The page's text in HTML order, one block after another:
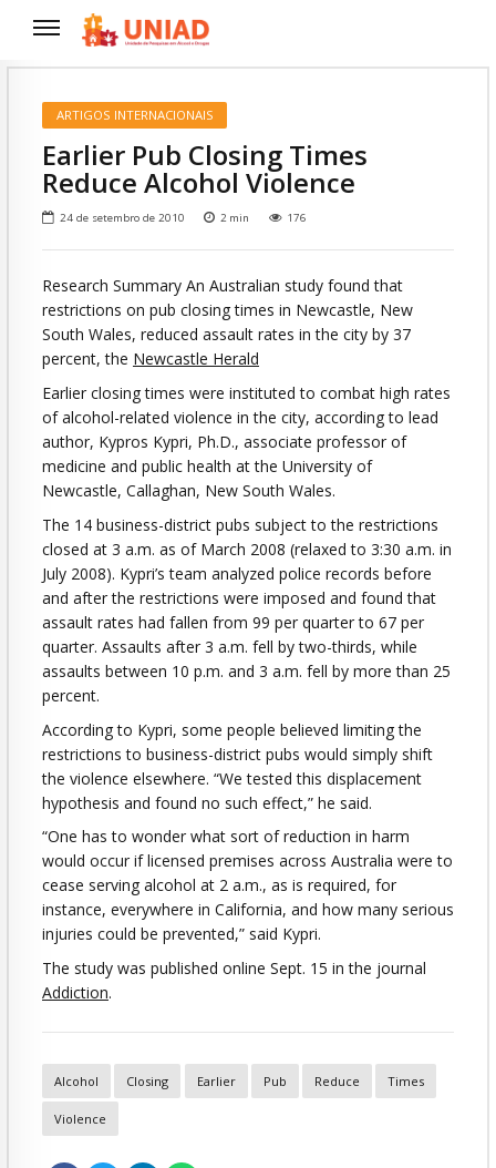
ARTIGOS INTERNACIONAIS
Earlier Pub Closing Times
Reduce Alcohol Violence
24 de setembro de 2010 2 min 176
Research Summary An Australian study found that
restrictions on pub closing times in Newcastle, New
South Wales, reduced assault rates in the city by 37
percent, the Newcastle Herald
Earlier closing times were instituted to combat high rates
of alcohol-related violence in the city, according to lead
author, Kypros Kypri, Ph.D., associate professor of
medicine and public health at the University of
Newcastle, Callaghan, New South Wales.
The 14 business-district pubs subject to the restrictions
closed at 3 a.m. as of March 2008 (relaxed to 3:30 a.m. in
July 2008). Kypri’s team analyzed police records before
and after the restrictions were imposed and found that
assault rates had fallen from 99 per quarter to 67 per
quarter. Assaults after 3 a.m. fell by two-thirds, while
assaults between 10 p.m. and 3 a.m. fell by more than 25
percent.
According to Kypri, some people believed limiting the
restrictions to business-district pubs would simply shift
the violence elsewhere. “We tested this displacement
hypothesis and found no such effect,” he said.
“One has to wonder what sort of reduction in harm
would occur if licensed premises across Australia were to
cease serving alcohol at 2 a.m., as is required, for
instance, everywhere in California, and how many serious
injuries could be prevented,” said Kypri.
The study was published online Sept. 15 in the journal
Addiction.
Alcohol Closing Earlier Pub Reduce Times
Violence